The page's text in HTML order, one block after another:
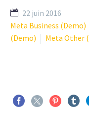
22 juin 2016
Meta Business (Demo)
(Demo)
Meta Other